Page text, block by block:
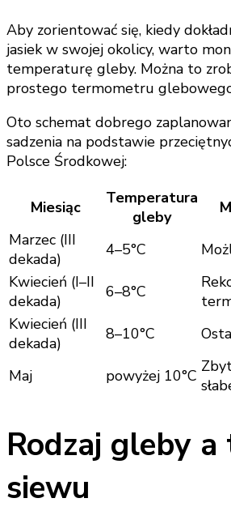
Aby zorientować się, kiedy
jasiek w swojej okolicy, warto
temperaturę gleby. Można to
prostego termometru
Oto schemat dobrego
sadzenia na podstawie
Polsce Środkowej:
Miesiąc
Temperatura
gleby
Marzec (III
dekada)
4–5°C
Kwiecień (I–II
dekada)
6–8°C
Kwiecień (III
dekada)
8–10°C
Maj powyżej 10°C
Rodzaj gleby
siewu